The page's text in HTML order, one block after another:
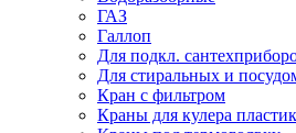
ГАЗ
Галлоп
Для подкл.
Для стиральных и
Кран с фильтром
Краны для кулера пластик